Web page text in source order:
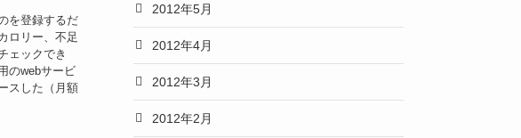
を登録するだ
ロリー、不足
ェックでき
のwebサービ
スした（月額
2012年5月
2012年4月
2012年3月
2012年2月